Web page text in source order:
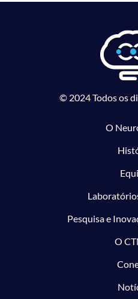
© 2024 Todos os
O
Pesquisa e
O